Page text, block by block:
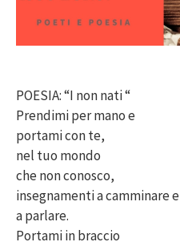
POESIA: “I non nati “
Prendimi per mano e
portami con te,
nel tuo mondo
che non conosco,
insegnamenti a camminare e
a parlare.
Portami in braccio